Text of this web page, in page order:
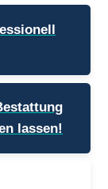
lassen!